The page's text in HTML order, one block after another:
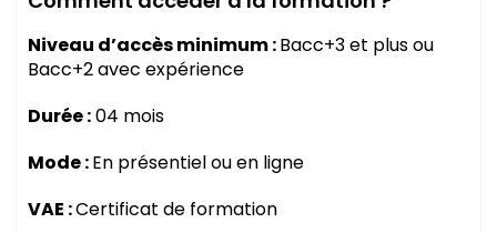
Niveau d’accès minimum :Bacc+3 et plus ou
Bacc+2 avec expérience
Durée :04 mois
Mode :En présentiel ou en ligne
VAE :Certificat de formation